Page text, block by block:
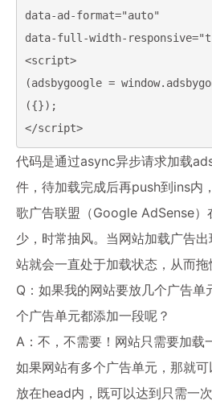
data-ad-format="auto"
data-full-width-
<script>
(adsbygoogle =
({});
代码是通过async异步请求加载
件，待加载完成后再push到ins内
歌广告联盟（Google AdSense）
少，时常抽风。当网站加载广告
站就会一直处于加载状态，从而拖
Q：如果我的网站要放几个广告单
个广告单元都添加一段呢？
A：不，不需要！网站只需要加
如果网站有多个广告单元，那就
放在head内，既可以达到只需一